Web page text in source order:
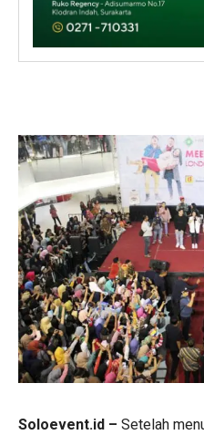
Soloevent.id – Setelah